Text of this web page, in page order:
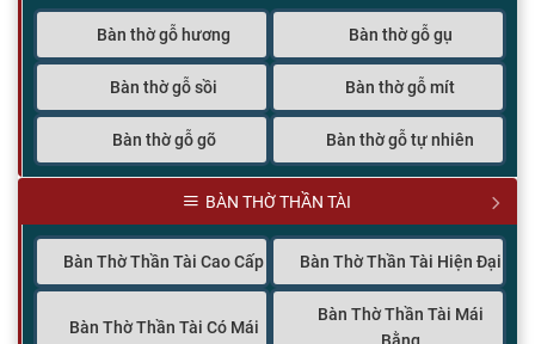
Bàn thờ gỗ hương Bàn thờ gỗ gụ
Bàn thờ gỗ sồi Bàn thờ gỗ mít
Bàn thờ gỗ gõ Bàn thờ gỗ tự nhiên
BÀN THỜ THẦN TÀI
Bàn Thờ Thần Tài Cao Cấp Bàn Thờ Thần Tài Hiện Đại
Bàn Thờ Thần Tài Có Mái
Bàn Thờ Thần Tài Mái